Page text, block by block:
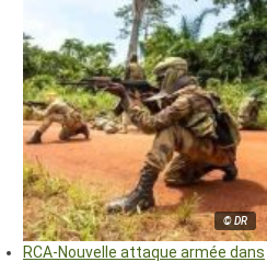
© DR
RCA-Nouvelle attaque armée dans